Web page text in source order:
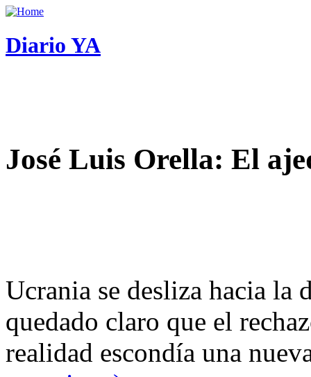
Diario YA
José Luis Orella: El
Ucrania se desliza hacia
quedado claro que el
realidad escondía una